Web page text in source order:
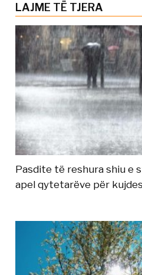
LAJME TË TJERA
Pasdite të reshura shiu e
apel qytetarëve për